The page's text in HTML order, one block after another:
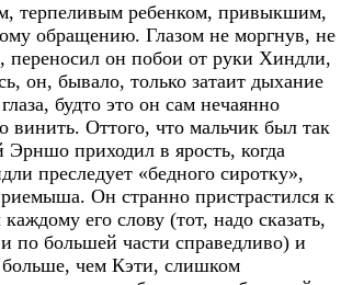
терпеливым ребенком, привыкшим,
обращению. Глазом не моргнув, не
переносил он побои от руки Хиндли,
он, бывало, только затаит дыхание
будто это он сам нечаянно
винить. Оттого, что мальчик был так
Эрншо приходил в ярость, когда
преследует «бедного сиротку»,
Он странно пристрастился к
его слову (тот, надо сказать,
по большей части справедливо) и
больше, чем Кэти, слишком